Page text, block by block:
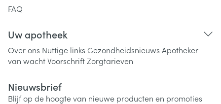
FAQ
Uw apotheek
Over ons Nuttige links Gezondheidsnieuws Apotheker
van wachtVoorschriftZorgtarieven
Nieuwsbrief
Blijf op de hoogte van nieuwe producten en promoties